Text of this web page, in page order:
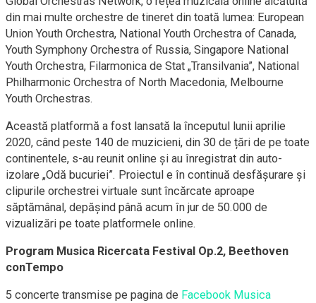
din mai multe orchestre de tineret din toată lumea: European
Union Youth Orchestra, National Youth Orchestra of Canada,
Youth Symphony Orchestra of Russia, Singapore National
Youth Orchestra, Filarmonica de Stat „Transilvania”, National
Philharmonic Orchestra of North Macedonia, Melbourne
Youth Orchestras.
Această platformă a fost lansată la începutul lunii aprilie
2020, când peste 140 de muzicieni, din 30 de țări de pe toate
continentele, s-au reunit online și au înregistrat din auto-
izolare „Odă bucuriei”. Proiectul e în continuă desfășurare și
clipurile orchestrei virtuale sunt încărcate aproape
săptămânal, depășind până acum în jur de 50.000 de
vizualizări pe toate platformele online.
Program Musica Ricercata Festival Op.2, Beethoven
conTempo
5 concerte transmise pe pagina de Facebook Musica